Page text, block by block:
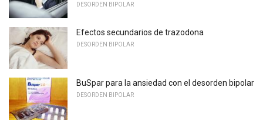
DESORDEN BIPOLAR
Efectos secundarios de trazodona
DESORDEN BIPOLAR
BuSpar para la ansiedad con el desorden bipolar
DESORDEN BIPOLAR